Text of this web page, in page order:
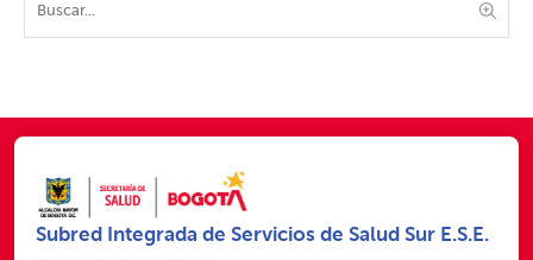
Subred Integrada de Servicios de Salud Sur E.S.E.